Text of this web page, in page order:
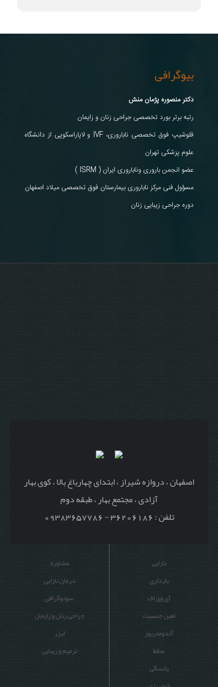
بیوگرافی
دکتر منصوره پژمان منش
رتبه برتر بورد تخصصی جراحی زنان و زایمان
فلوشیپ فوق تخصصی ناباروری، IVF و لاپاراسکوپی از دانشگاه
علوم پزشکی تهران
عضو انجمن باروری وناباروری ایران ( ISRM )
مسؤول فنی مرکز ناباروری بیمارستان فوق تخصصی میلاد اصفهان
دوره جراحی زیبایی زنان
اصفهان ، دروازه شیراز ، ابتدای چهارباغ بالا ، کوی بهار
آزادی ، مجتمع بهار ، طبقه دوم
تلفن : 36206186 - 09383657786
نازایی
بارداری
آی وی اف
تعین جنسیت
آندومتریوز
سقط
یائسگی
مشاوره
درمان نازایی
سونوگرافی
جراحی زنان و زایمان
لیزر
ترمیم و زیبایی